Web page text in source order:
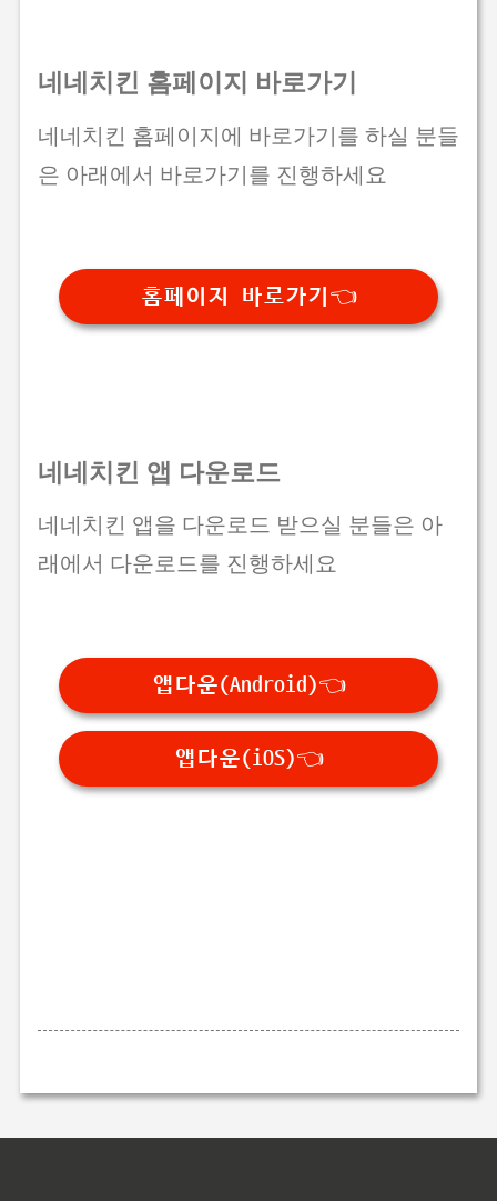
네네치킨 홈페이지 바로가기
네네치킨 홈페이지에 바로가기를 하실 분들
은 아래에서 바로가기를 진행하세요
홈페이지 바로가기👈
네네치킨 앱 다운로드
네네치킨 앱을 다운로드 받으실 분들은 아
래에서 다운로드를 진행하세요
앱다운(Android)👈
앱다운(iOS)👈